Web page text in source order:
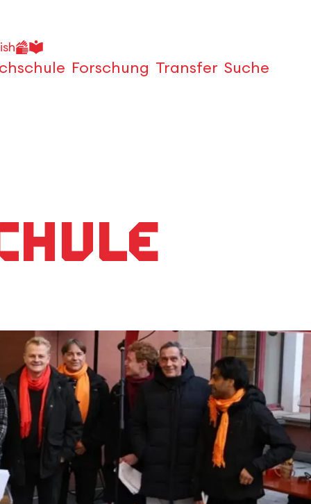
Forschung Transfer Suche